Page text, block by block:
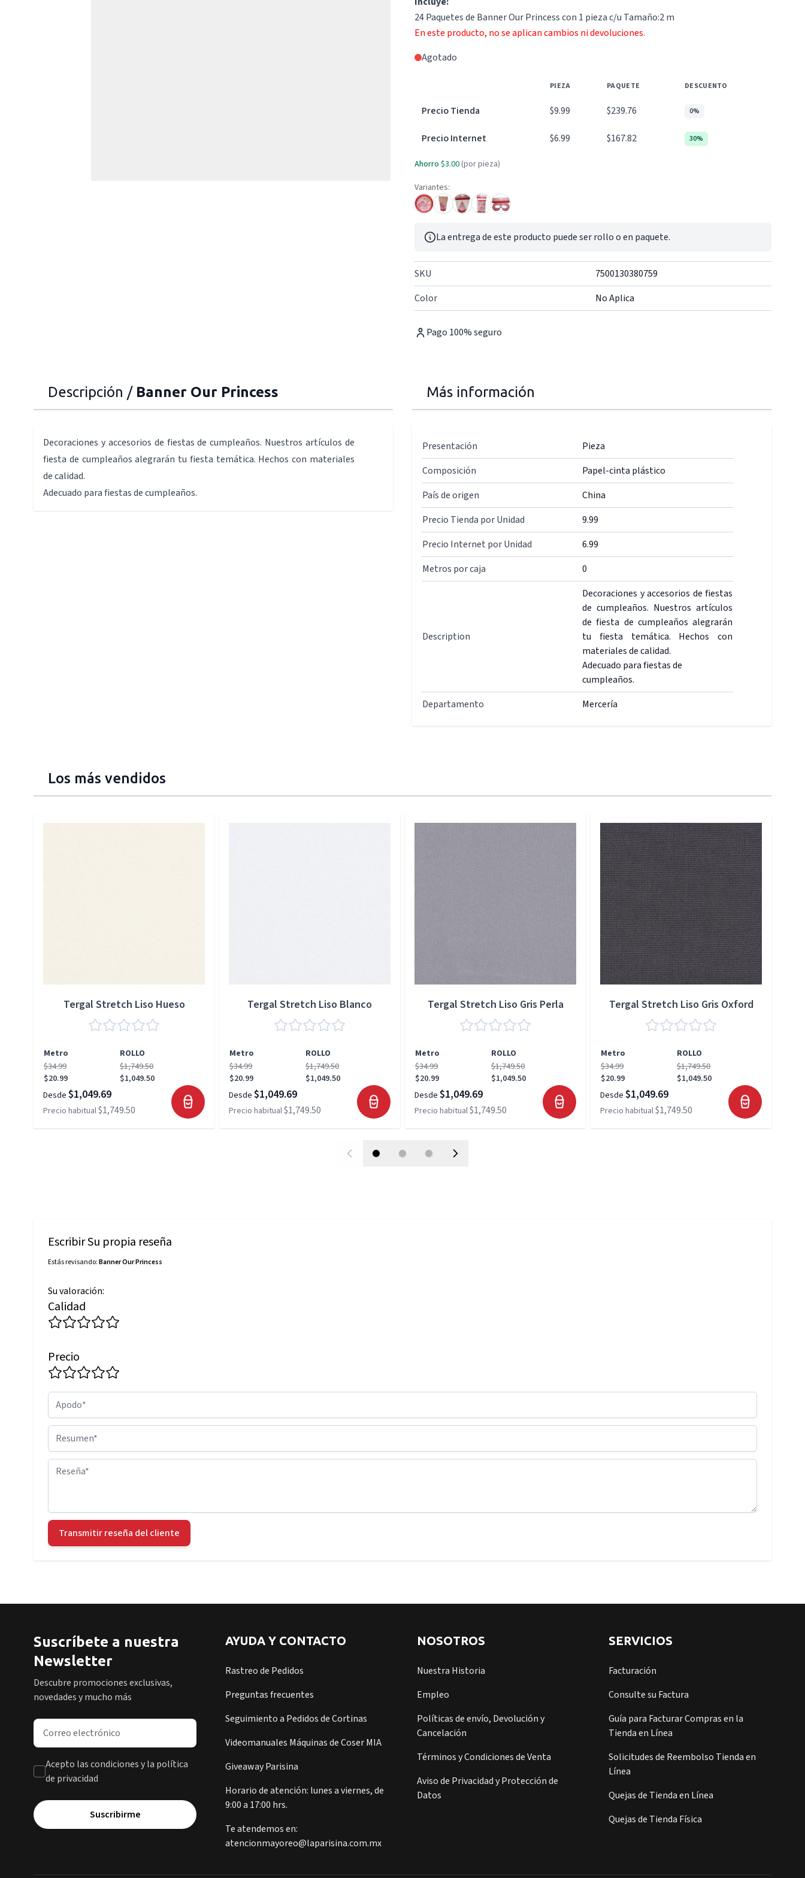
24 Paquetes de Banner Our Princess con 1 pieza c/u Tamaño:2 m
En este producto, no se aplican cambios ni devoluciones.
Agotado
PIEZA PAQUETE DESCUENTO
Precio Tienda $9.99 $239.76 0%
Precio Internet $6.99 $167.82 30%
Ahorro $3.00 (por pieza)
Variantes:
La entrega de este producto puede ser rollo o en paquete.
SKU
7500130380759
Color
No Aplica
Pago 100% seguro
Descripción / Banner Our Princess
Decoraciones y accesorios de fiestas de cumpleaños. Nuestros artículos de
fiesta de cumpleaños alegrarán tu fiesta temática. Hechos con materiales
de calidad.
Adecuado para fiestas de cumpleaños.
Más información
Presentación
Pieza
Composición
Papel-cinta plástico
País de origen
China
Precio Tienda por Unidad
9.99
Precio Internet por Unidad
6.99
Metros por caja
0
Description
Decoraciones y accesorios de fiestas
de cumpleaños. Nuestros artículos
de fiesta de cumpleaños alegrarán
tu fiesta temática. Hechos con
materiales de calidad.
Adecuado para fiestas de
cumpleaños.
Departamento
Mercería
Los más vendidos
Tergal Stretch Liso Hueso
Metro
ROLLO
$34.99
$20.99
$1,749.50
$1,049.50
Desde $1,049.69
Precio habitual$1,749.50
Tergal Stretch Liso Blanco
Metro
ROLLO
$34.99
$20.99
$1,749.50
$1,049.50
Desde $1,049.69
Precio habitual$1,749.50
Tergal Stretch Liso Gris Perla
Metro
ROLLO
$34.99
$20.99
$1,749.50
$1,049.50
Desde $1,049.69
Precio habitual$1,749.50
Tergal Stretch Liso Gris Oxford
Metro
ROLLO
$34.99
$20.99
$1,749.50
$1,049.50
Desde $1,049.69
Precio habitual$1,749.50
Escribir Su propia reseña
Estás revisando:Banner Our Princess
Su valoración:
Calidad
Precio
Apodo
Resumen
Reseña
Transmitir reseña del cliente
Suscríbete a nuestra
Newsletter
Descubre promociones exclusivas,
novedades y mucho más
Dirección de correo electrónico
Acepto las condiciones y la política
de privacidad
Suscribirme
AYUDA Y CONTACTO
Rastreo de Pedidos
Preguntas frecuentes
Seguimiento a Pedidos de Cortinas
Videomanuales Máquinas de Coser MIA
Giveaway Parisina
Horario de atención: lunes a viernes, de
9:00 a 17:00 hrs.
Te atendemos en:
atencionmayoreo@laparisina.com.mx
NOSOTROS
Nuestra Historia
Empleo
Políticas de envío, Devolución y
Cancelación
Términos y Condiciones de Venta
Aviso de Privacidad y Protección de
Datos
SERVICIOS
Facturación
Consulte su Factura
Guía para Facturar Compras en la
Tienda en Línea
Solicitudes de Reembolso Tienda en
Línea
Quejas de Tienda en Línea
Quejas de Tienda Física